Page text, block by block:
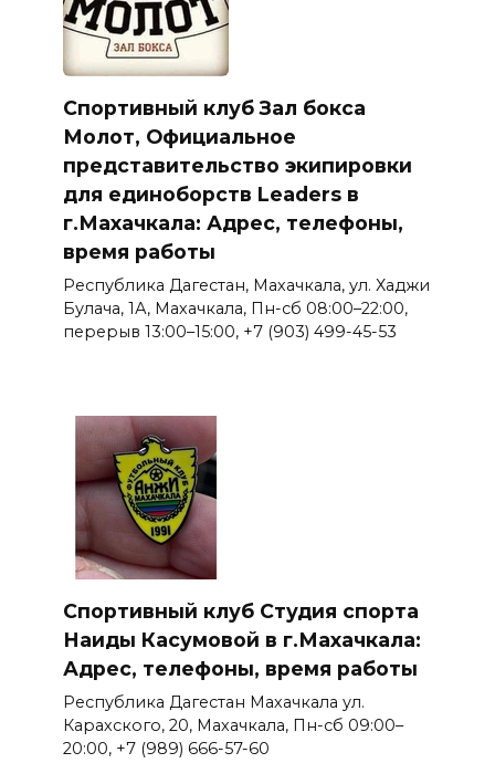
Спортивный клуб Зал бокса
Молот, Официальное
представительство экипировки
для единоборств Leaders в
г.Махачкала: Адрес, телефоны,
время работы
Республика Дагестан, Махачкала, ул. Хаджи
Булача, 1А, Махачкала, Пн-сб 08:00–22:00,
перерыв 13:00–15:00, +7 (903) 499-45-53
Спортивный клуб Студия спорта
Наиды Касумовой в г.Махачкала:
Адрес, телефоны, время работы
Республика Дагестан Махачкала ул.
Карахского, 20, Махачкала, Пн-сб 09:00–
20:00, +7 (989) 666-57-60